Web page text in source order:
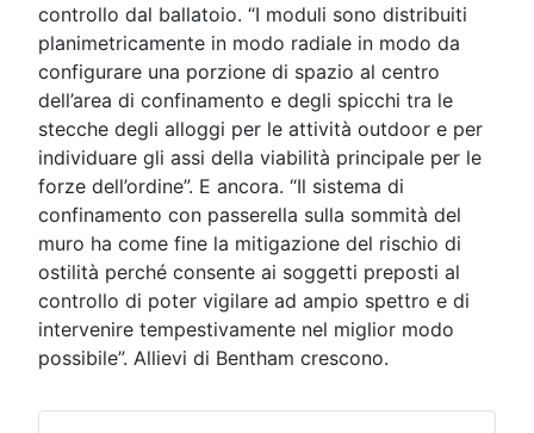
controllo dal ballatoio. “I moduli sono distribuiti
planimetricamente in modo radiale in modo da
configurare una porzione di spazio al centro
dell’area di confinamento e degli spicchi tra le
stecche degli alloggi per le attività outdoor e per
individuare gli assi della viabilità principale per le
forze dell’ordine”. E ancora. “Il sistema di
confinamento con passerella sulla sommità del
muro ha come fine la mitigazione del rischio di
ostilità perché consente ai soggetti preposti al
controllo di poter vigilare ad ampio spettro e di
intervenire tempestivamente nel miglior modo
possibile”. Allievi di Bentham crescono.